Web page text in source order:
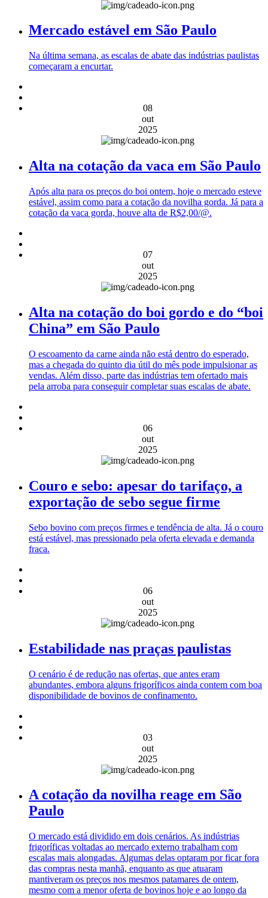
Mercado estável em São Paulo
Na última semana, as escalas de abate das indústrias paulistas
começaram a encurtar.
08
out
2025
Alta na cotação da vaca em São Paulo
Após alta para os preços do boi ontem, hoje o mercado esteve
estável, assim como para a cotação da novilha gorda. Já para a
cotação da vaca gorda, houve alta de R$2,00/@.
07
out
2025
Alta na cotação do boi gordo e do “boi
China” em São Paulo
O escoamento da carne ainda não está dentro do esperado,
mas a chegada do quinto dia útil do mês pode impulsionar as
vendas. Além disso, parte das indústrias tem ofertado mais
pela arroba para conseguir completar suas escalas de abate.
06
out
2025
Couro e sebo: apesar do tarifaço, a
exportação de sebo segue firme
Sebo bovino com preços firmes e tendência de alta. Já o couro
está estável, mas pressionado pela oferta elevada e demanda
fraca.
06
out
2025
Estabilidade nas praças paulistas
O cenário é de redução nas ofertas, que antes eram
abundantes, embora alguns frigoríficos ainda contem com boa
disponibilidade de bovinos de confinamento.
03
out
2025
A cotação da novilha reage em São
Paulo
O mercado está dividido em dois cenários. As indústrias
frigoríficas voltadas ao mercado externo trabalham com
escalas mais alongadas. Algumas delas optaram por ficar fora
das compras nesta manhã, enquanto as que atuaram
mantiveram os preços nos mesmos patamares de ontem,
mesmo com a menor oferta de bovinos hoje e ao longo da